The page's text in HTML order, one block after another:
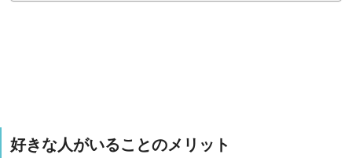
好きな人がいることのメリット